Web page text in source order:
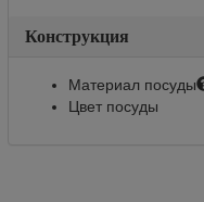
Конструкция
Материал посуды
Цвет посуды